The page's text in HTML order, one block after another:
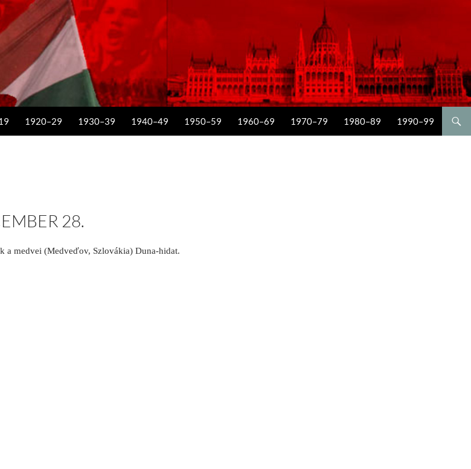
1920–29 1930–39 1940–49 1950–59 1960–69 1970–79 1980–89 1990–99
28.
a medvei (Medveďov, Szlovákia) Duna-hidat.